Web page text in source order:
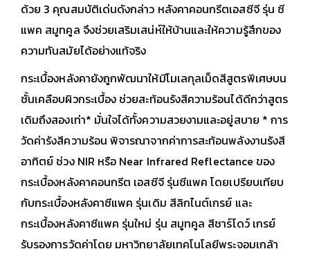
ด้วย 3 คุณสมบัติเด่นดังกล่าว หลังคาคอนกรีตเอสซีจี รุ่น ซี
แพค สมูทคูล จึงช่วยเสริมเสน่ห์ให้บ้านและให้ความรู้สึกของ
ความทันสมัยได้อย่างแท้จริง
กระเบื้องหลังคายังถูกพัฒนาให้มีโมเลกุลเม็ดสีสูตรพิเศษบน
ชั้นเคลือบผิวกระเบื้อง ช่วยสะท้อนรังสีความร้อนได้ดีกว่าสูตร
เดิมถึงสองเท่า* มั่นใจได้ทั้งความสวยงามและอยู่สบาย * การ
วัดค่ารังสีความร้อน พิจารณาจากค่าการสะท้อนพลังงานรังสี
อาทิตย์ ช่วง NIR หรือ Near Infrared Reflectance ของ
กระเบื้องหลังคาคอนกรีต เอสซีจี รุ่นซีแพค โดยเปรียบเทียบ
กับกระเบื้องหลังคาซีแพค รุ่นเดิม สีลิกไนต์เกรย์ และ
กระเบื้องหลังคาซีแพค รุ่นใหม่ รุ่น สมูทคูล สีชาร์โดว์ เกรย์
รับรองการวัดค่าโดย มหาวิทยาลัยเทคโนโลยีพระจอมเกล้า